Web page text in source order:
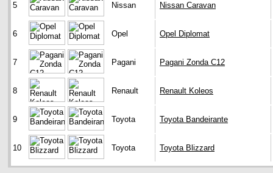
5 Nissan Nissan Caravan
6 Opel Opel Diplomat
7 Pagani Pagani Zonda C12
8 Renault Renault Koleos
9 Toyota Toyota Bandeirante
10 Toyota Toyota Blizzard